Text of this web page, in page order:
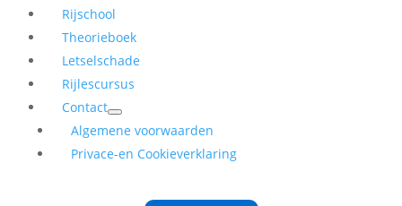
Rijschool
Theorieboek
Letselschade
Rijlescursus
Contact
Algemene voorwaarden
Privace-en Cookieverklaring